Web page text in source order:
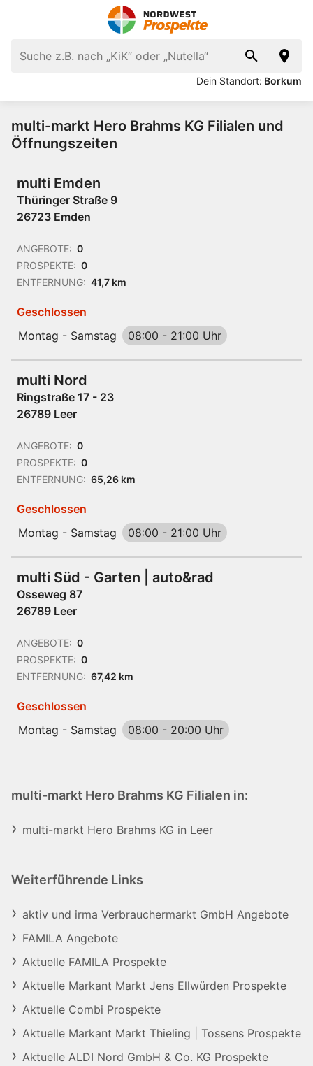
Dein Standort: Borkum
multi-markt Hero Brahms KG Filialen und
Öffnungszeiten
multi Emden
Thüringer Straße 9
26723 Emden
ANGEBOTE: 0
PROSPEKTE: 0
ENTFERNUNG: 41,7 km
Geschlossen
Montag - Samstag
08:00 - 21:00 Uhr
multi Nord
Ringstraße 17 - 23
26789 Leer
ANGEBOTE: 0
PROSPEKTE: 0
ENTFERNUNG: 65,26 km
Geschlossen
Montag - Samstag
08:00 - 21:00 Uhr
multi Süd - Garten | auto&rad
Osseweg 87
26789 Leer
ANGEBOTE: 0
PROSPEKTE: 0
ENTFERNUNG: 67,42 km
Geschlossen
Montag - Samstag
08:00 - 20:00 Uhr
multi-markt Hero Brahms KG Filialen in:
multi-markt Hero Brahms KG in Leer
Weiterführende Links
aktiv und irma Verbrauchermarkt GmbH Angebote
FAMILA Angebote
Aktuelle FAMILA Prospekte
Aktuelle Markant Markt Jens Ellwürden Prospekte
Aktuelle Combi Prospekte
Aktuelle Markant Markt Thieling | Tossens Prospekte
Aktuelle ALDI Nord GmbH & Co. KG Prospekte